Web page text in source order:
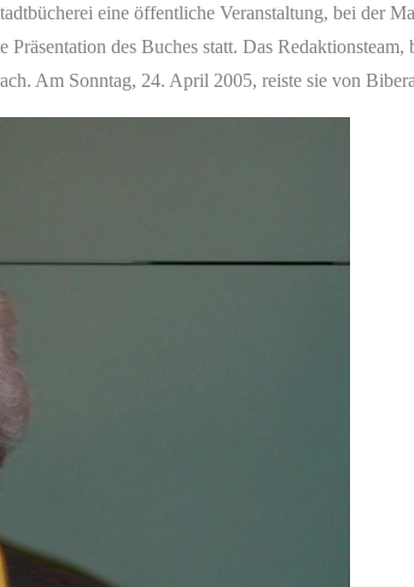
eine öffentliche Veranstaltung, bei der
des Buches statt. Das
Am Sonntag, 24. April 2005, reiste sie von